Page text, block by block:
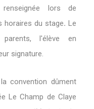
lors de
horaires du stage. Le
l'élève en
signature.
convention dûment
Le Champ de Claye